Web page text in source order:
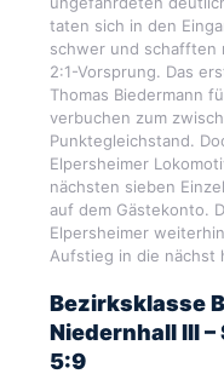
taten sich in den
schwer und schafften
2:1-Vorsprung. Das
Thomas Biedermann
verbuchen zum
Punktegleichstand.
Elpersheimer
nächsten sieben
auf dem Gästekonto.
Elpersheimer
Aufstieg in die nächst
Bezirksklasse
Niedernhall III –
5:9